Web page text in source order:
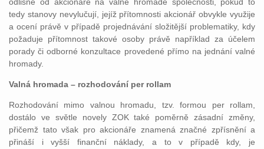
tedy stanovy nevylučují, jejíž přítomnosti akcionář obvykle využije
a ocení právě v případě projednávání složitější problematiky, kdy
požaduje přítomnost takové osoby právě například za účelem
porady či odborné konzultace provedené přímo na jednání valné
hromady.
Valná hromada – rozhodování per rollam
Rozhodování mimo valnou hromadu, tzv. formou per rollam,
dostálo ve světle novely ZOK také poměrně zásadní změny,
přičemž tato však pro akcionáře znamená značné zpřísnění a
přináší i vyšší finanční náklady, a to v případě kdy, je